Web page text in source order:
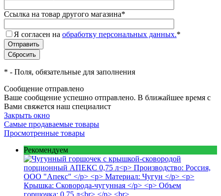
Ссылка на товар другого магазина*
Я согласен на обработку персональных данных.*
* - Поля, обязательные для заполнения
Сообщение отправлено
Ваше сообщение успешно отправлено. В ближайшее время с
Вами свяжется наш специалист
Закрыть окно
Самые продаваемые товары
Просмотренные товары
Рекомендуем